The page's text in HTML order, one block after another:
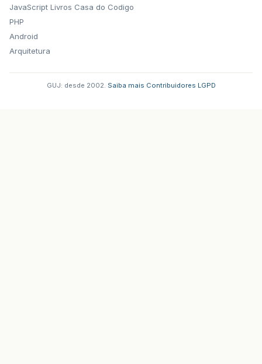
JavaScript
PHP
Android
Arquitetura
Livros Casa do Codigo
GUJ: desde 2002. Saiba mais Contribuidores LGPD